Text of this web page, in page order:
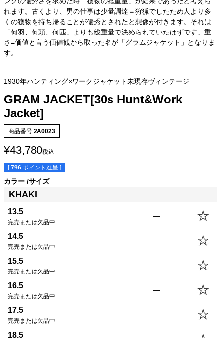
れます。古くより、男の仕事は少量調達＝狩猟でしたため人より多
くの獲物を持ち帰ることが優秀とされたと想像が付きます。それは
「何羽、何頭、何匹」よりも総重量で決められていたはずです。重
さ=価値と言う価値観から取った名が「グラムジャケット」となりま
す。
15.5(M)
17.5(XL)
18.5(USM) 75.0cm
19.5(USL)
1930年ハンティング×ワークジャケット未現存ヴィンテージ
GRAM JACKET[30s Hunt&Work
Jacket]
商品番号 2A0023
¥43,780税込
[ 796 ポイント進呈 ]
カラー サイズ
KHAKI
13.5
完売または欠品中
—
14.5
完売または欠品中
—
15.5
完売または欠品中
—
16.5
完売または欠品中
—
17.5
完売または欠品中
—
18.5